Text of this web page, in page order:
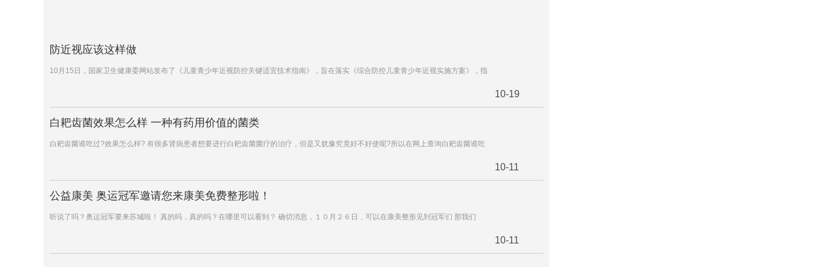
防近视应该这样做
10月15日，国家卫生健康委网站发布了《儿童青少年近视防控关键适宜技术指南》，旨在落实《综合防控儿童青少年近视实施方案》，指
10-19
白耙齿菌效果怎么样 一种有药用价值的菌类
白耙齿菌谁吃过?效果怎么样? 有很多肾病患者想要进行白耙齿菌菌疗的治疗，但是又犹豫究竟好不好使呢?所以在网上查询白耙齿菌谁吃
10-11
公益康美 奥运冠军邀请您来康美免费整形啦！
听说了吗？奥运冠军要来苏城啦！ 真的吗，真的吗？在哪里可以看到？ 确切消息，１０月２６日，可以在康美整形见到冠军们 那我们
10-11